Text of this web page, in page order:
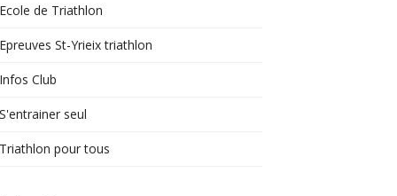
Ecole de Triathlon
Epreuves St-Yrieix triathlon
Infos Club
S'entrainer seul
Triathlon pour tous